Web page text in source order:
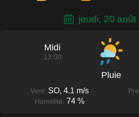
jeudi, 20 août
Midi
13:00
Pluie
Vent: SO, 4.1 m/s
Humidité: 74 %